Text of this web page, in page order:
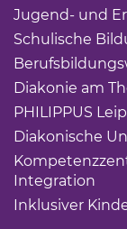
Jugend- und
Schulische
Diakonie am
PHILIPPUS
Diakonische
Integration
Inklusiver